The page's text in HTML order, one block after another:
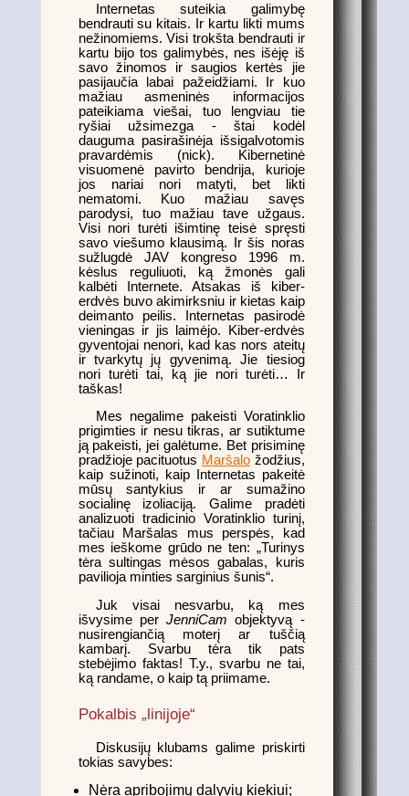
Internetas suteikia galimybę
bendrauti su kitais. Ir kartu likti mums
nežinomiems. Visi trokšta bendrauti ir
kartu bijo tos galimybės, nes išėję iš
savo žinomos ir saugios kertės jie
pasijaučia labai pažeidžiami. Ir kuo
mažiau asmeninės informacijos
pateikiama viešai, tuo lengviau tie
ryšiai užsimezga - štai kodėl
dauguma pasirašinėja išsigalvotomis
pravardėmis (nick). Kibernetinė
visuomenė pavirto bendrija, kurioje
jos nariai nori matyti, bet likti
nematomi. Kuo mažiau savęs
parodysi, tuo mažiau tave užgaus.
Visi nori turėti išimtinę teisė spręsti
savo viešumo klausimą. Ir šis noras
sužlugdė JAV kongreso 1996 m.
kėslus reguliuoti, ką žmonės gali
kalbėti Internete. Atsakas iš kiber-
erdvės buvo akimirksniu ir kietas kaip
deimanto peilis. Internetas pasirodė
vieningas ir jis laimėjo. Kiber-erdvės
gyventojai nenori, kad kas nors ateitų
ir tvarkytų jų gyvenimą. Jie tiesiog
nori turėti tai, ką jie nori turėti… Ir
taškas!
Mes negalime pakeisti Voratinklio
prigimties ir nesu tikras, ar sutiktume
ją pakeisti, jei galėtume. Bet prisiminę
pradžioje pacituotus Maršaložodžius,
kaip sužinoti, kaip Internetas pakeitė
mūsų santykius ir ar sumažino
socialinę izoliaciją. Galime pradėti
analizuoti tradicinio Voratinklio turinį,
tačiau Maršalas mus perspės, kad
mes ieškome grūdo ne ten: „Turinys
tėra sultingas mėsos gabalas, kuris
pavilioja minties sarginius šunis“.
Juk visai nesvarbu, ką mes
išvysime perJenniCam objektyvą -
nusirengiančią moterį ar tuščią
kambarį. Svarbu tėra tik pats
stebėjimo faktas! T.y., svarbu ne tai,
ką randame, o kaip tą priimame.
Pokalbis „linijoje“
Diskusijų klubams galime priskirti
tokias savybes:
Nėra apribojimų dalyvių kiekiui;